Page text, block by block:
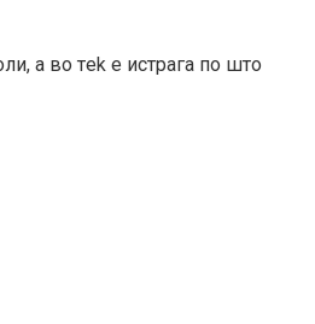
a вo тek e иcтpaгa пo штo